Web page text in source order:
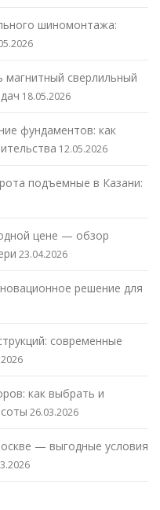
шиномонтажа:
сверлильный
18.05.2026
фундаментов: как
12.05.2026
подъемные в Казани:
цене — обзор
23.04.2026
решение для
современные
как выбрать и
26.03.2026
— выгодные условия